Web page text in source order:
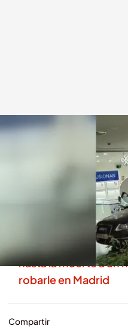
Espectacular alunizaje en una
Redacción digital
25 JUN 2025 - 18:04h.
Los testigos del
gran tensión en el
Libertad con cargos
hasta la muerte a un
robarle en Madrid
Compartir